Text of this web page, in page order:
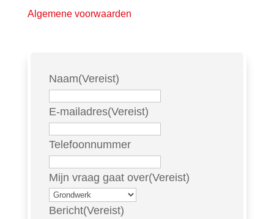
Algemene voorwaarden
Naam(Vereist)
E-mailadres(Vereist)
Telefoonnummer
Mijn vraag gaat over(Vereist)
Bericht(Vereist)